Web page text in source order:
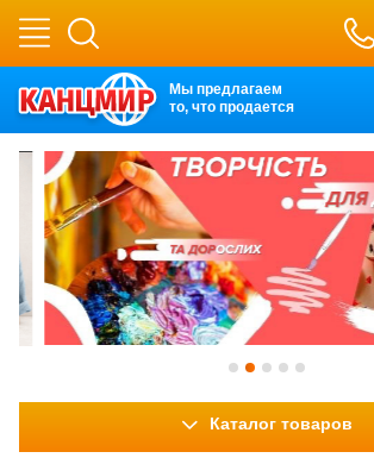
Мы предлагаем
то, что продается
Каталог товаров